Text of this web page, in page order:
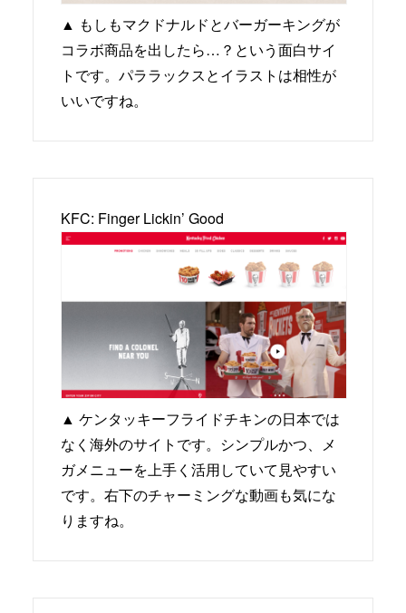
▲ もしもマクドナルドとバーガーキングが
コラボ商品を出したら…？という面白サイ
トです。パララックスとイラストは相性が
いいですね。
KFC: Finger Lickin’ Good
▲ ケンタッキーフライドチキンの日本では
なく海外のサイトです。シンプルかつ、メ
ガメニューを上手く活用していて見やすい
です。右下のチャーミングな動画も気にな
りますね。